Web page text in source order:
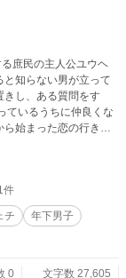
庶民の主人公ユウヘ
知らない男が立って
きし、ある質問をす
件
チ
年下男子
0
文字数 27,605